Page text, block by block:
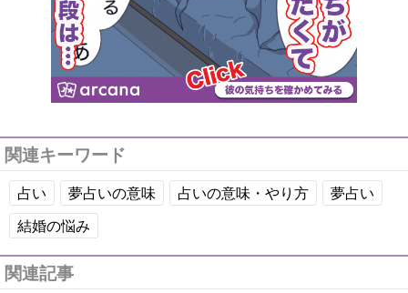
関連キーワード
占い 夢占いの意味 占いの意味・やり方
夢占い
結婚の悩み
関連記事